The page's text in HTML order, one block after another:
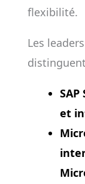
flexibilité.
Les
SAP
et